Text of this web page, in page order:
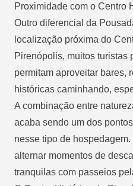
Proximidade com o Centro
Outro diferencial da
localização próxima do
Pirenópolis, muitos turistas
permitam aproveitar bares,
históricas caminhando,
A combinação entre
acaba sendo um dos
nesse tipo de
alternar momentos de
tranquilas com passeios